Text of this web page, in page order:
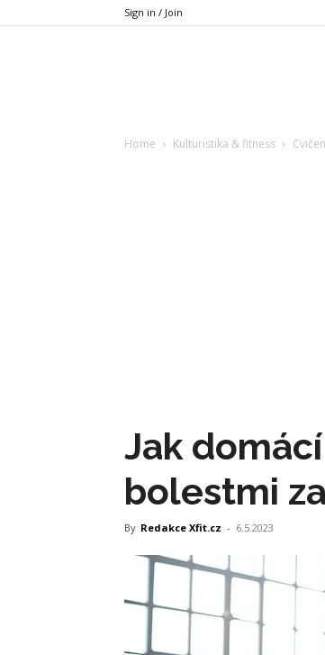
Sign in / Join
Home Kulturistika & fitness
Jak
bolestmi
By Redakce Xfit.cz - 6.5.2023